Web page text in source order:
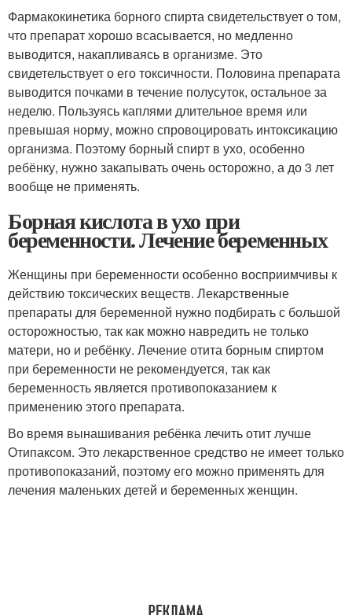
Фармакокинетика борного спирта свидетельствует о том,
что препарат хорошо всасывается, но медленно
выводится, накапливаясь в организме. Это
свидетельствует о его токсичности. Половина препарата
выводится почками в течение полусуток, остальное за
неделю. Пользуясь каплями длительное время или
превышая норму, можно спровоцировать интоксикацию
организма. Поэтому борный спирт в ухо, особенно
ребёнку, нужно закапывать очень осторожно, а до 3 лет
вообще не применять.
Борная кислота в ухо при
беременности. Лечение беременных
Женщины при беременности особенно восприимчивы к
действию токсических веществ. Лекарственные
препараты для беременной нужно подбирать с большой
осторожностью, так как можно навредить не только
матери, но и ребёнку. Лечение отита борным спиртом
при беременности не рекомендуется, так как
беременность является противопоказанием к
применению этого препарата.
Во время вынашивания ребёнка лечить отит лучше
Отипаксом. Это лекарственное средство не имеет только
противопоказаний, поэтому его можно применять для
лечения маленьких детей и беременных женщин.